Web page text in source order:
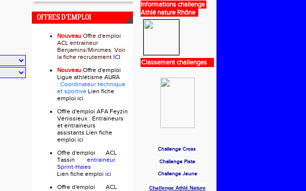
OFFRES D'EMPLOI
Nouveau Offre d'emploi
ACL entraineur
Benjamins/Minimes. Voir
la fiche recrutement ICI
Nouveau Offre d'emploi
Ligue athlétisme AURA
: Coordinateur technique
et sportive Lien fiche
emploi ici
Offre d'emploi AFA Feyzin
Vénissieux : Entraineurs
et entraineurs
assistants Lien fiche
emploi ici
Offre d'emploi ACL
Tassin entraineur
Sprint-Haies
Lien fiche emploi ici
Offre d'emploi ACL
Informations challenge
Athlé nature Rhône
Classement challenges
Challenge CrossC
Challenge Piste
Challenge Jeune
Challenge Athlé Nature